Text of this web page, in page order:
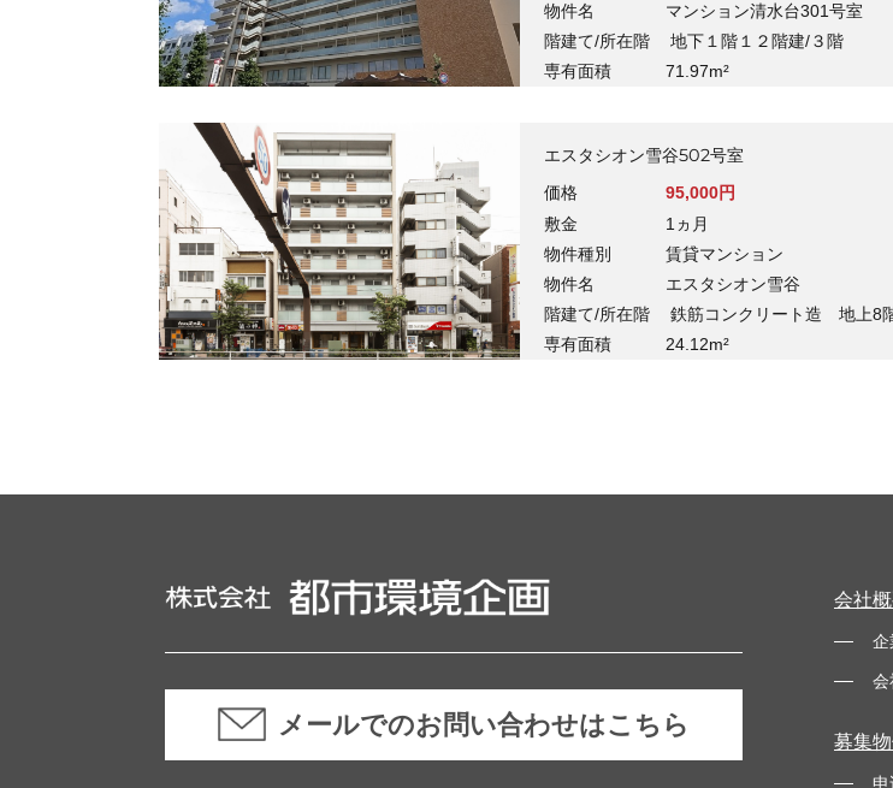
物件名
マンション清水台301号室
階建て/所在階
地下１階１２階建/３階
専有面積
71.97m²
エスタシオン雪谷502号室
価格 95,000円
敷金
1ヵ月
物件種別
賃貸マンション
物件名
エスタシオン雪谷
階建て/所在階
鉄筋コンクリート造 地上8
専有面積
24.12m²
メールでのお問い合わせはこちら
会社
企
会
募集
申